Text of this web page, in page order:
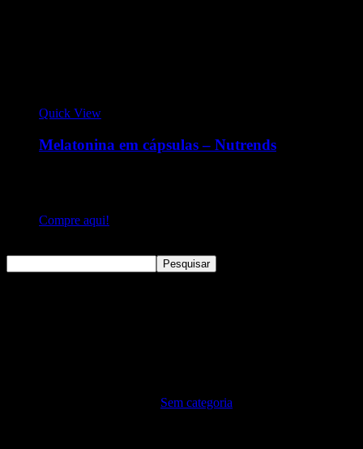
Quick View
Melatonina em cápsulas – Nutrends
Compre aqui!
Pesquisar
Sem categoria